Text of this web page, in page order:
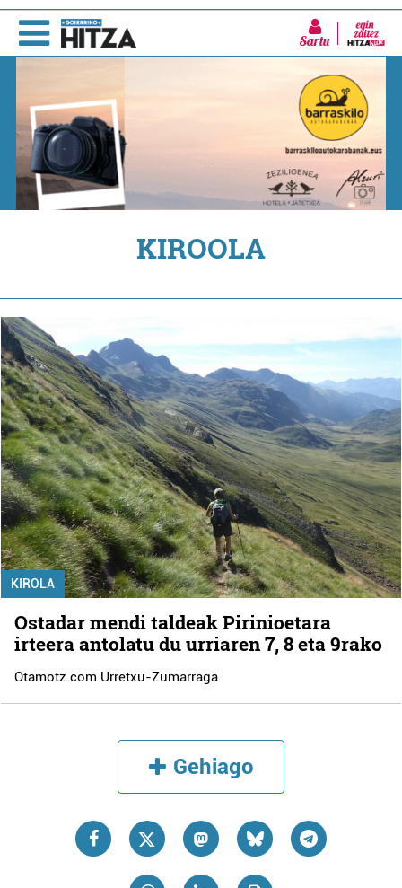
Sartu
KIROOLA
KIROLA
Ostadar mendi taldeak Pirinioetara
irteera antolatu du urriaren 7, 8 eta 9rako
Otamotz.com Urretxu-Zumarraga
Gehiago